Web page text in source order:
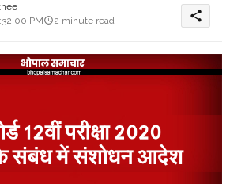
PM
2 minute read share